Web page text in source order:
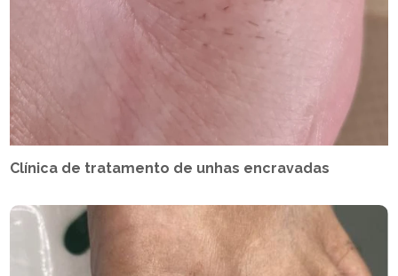
Clínica de tratamento de unhas encravadas